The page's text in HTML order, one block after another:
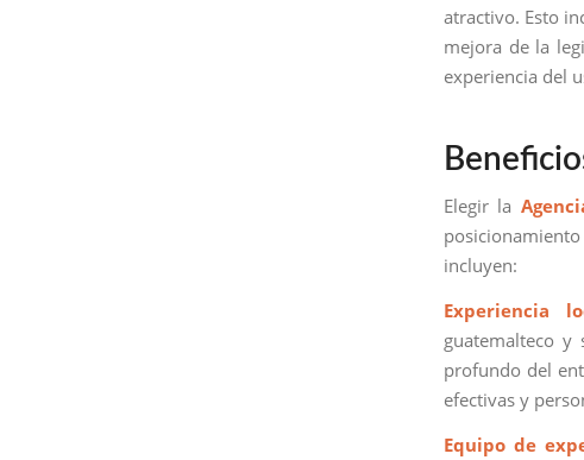
atractivo. Esto
mejora de la
experiencia del
Elegir la
incluyen:
Experiencia
guatemalteco y
profundo del
efectivas y
Equipo de